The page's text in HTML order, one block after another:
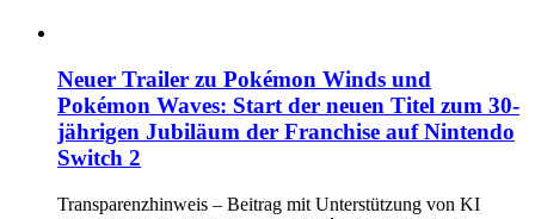
Neuer Trailer zu Pokémon Winds und
Pokémon Waves: Start der neuen Titel zum 30-
jährigen Jubiläum der Franchise auf Nintendo
Switch 2
Transparenzhinweis – Beitrag mit Unterstützung von KI